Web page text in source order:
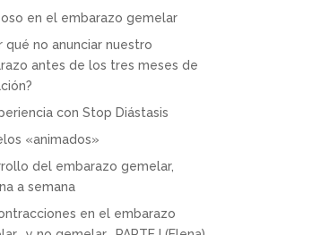
en el embarazo gemelar
qué no anunciar nuestro
antes de los tres meses de
con Stop Diástasis
«animados»
del embarazo gemelar,
a semana
en el embarazo